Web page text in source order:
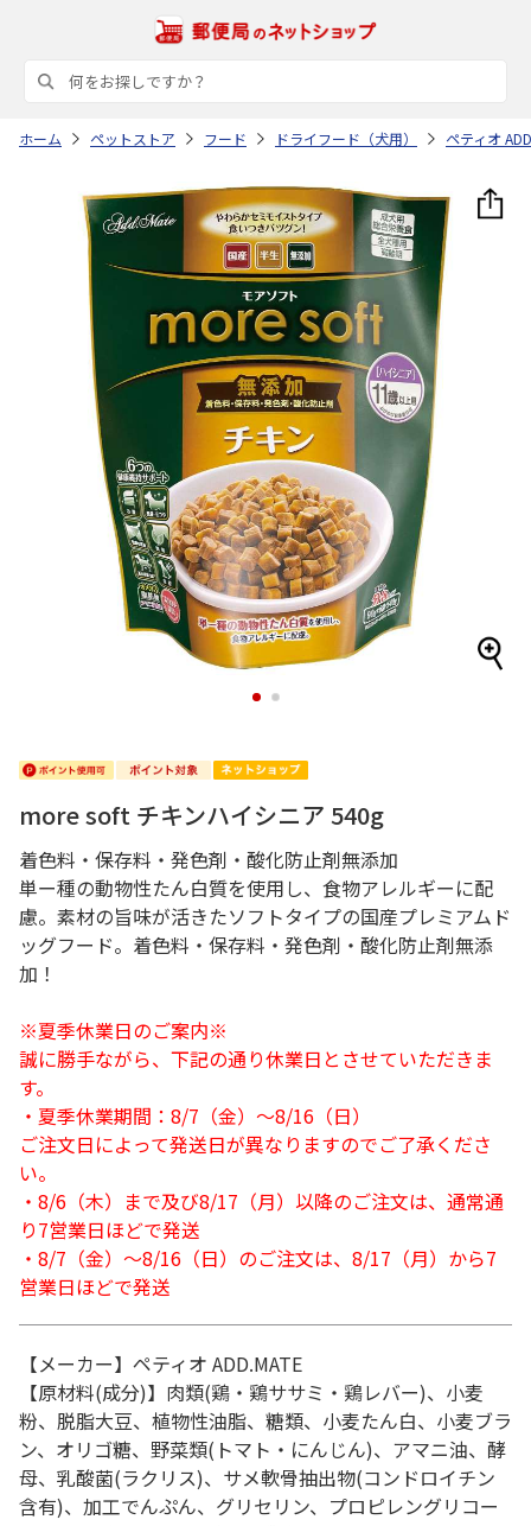
ホーム ペットストア フード ドライフード（犬用） ペティオ
1 2
more soft チキンハイシニア 540g
着色料・保存料・発色剤・酸化防止剤無添加
単ー種の動物性たん白質を使用し、食物アレルギーに配
慮。素材の旨味が活きたソフトタイプの国産プレミアムド
ッグフード。着色料・保存料・発色剤・酸化防止剤無添
加！
※夏季休業日のご案内※
誠に勝手ながら、下記の通り休業日とさせていただきま
す。
・夏季休業期間：8/7（金）～8/16（日）
ご注文日によって発送日が異なりますのでご了承くださ
い。
・8/6（木）まで及び8/17（月）以降のご注文は、通常通
り7営業日ほどで発送
・8/7（金）～8/16（日）のご注文は、8/17（月）から7
営業日ほどで発送
【メーカー】ペティオ ADD.MATE
【原材料(成分)】肉類(鶏・鶏ササミ・鶏レバー)、小麦
粉、脱脂大豆、植物性油脂、糖類、小麦たん白、小麦ブラ
ン、オリゴ糖、野菜類(トマト・にんじん)、アマニ油、酵
母、乳酸菌(ラクリス)、サメ軟骨抽出物(コンドロイチン
含有)、加工でんぷん、グリセリン、プロピレングリコー